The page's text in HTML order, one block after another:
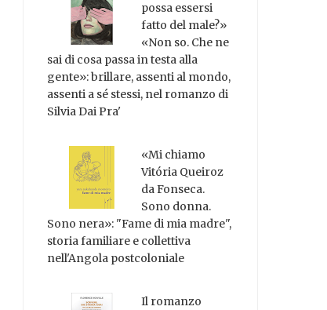
possa essersi
fatto del male?»
«Non so. Che ne
sai di cosa passa in testa alla
gente»: brillare, assenti al mondo,
assenti a sé stessi, nel romanzo di
Silvia Dai Pra'
«Mi chiamo
Vitória Queiroz
da Fonseca.
Sono donna.
Sono nera»: "Fame di mia madre",
storia familiare e collettiva
nell'Angola postcoloniale
Il romanzo